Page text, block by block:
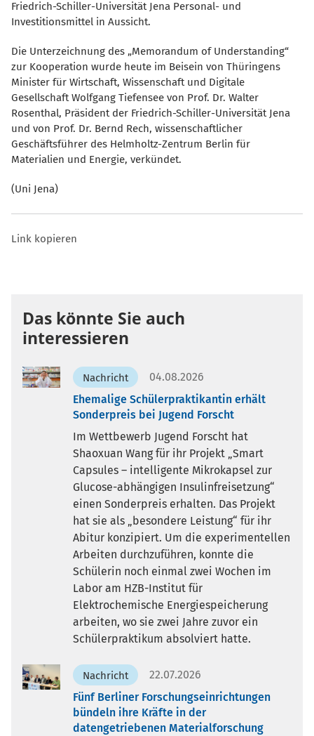
Friedrich-Schiller-Universität Jena Personal- und
Investitionsmittel in Aussicht.
Die Unterzeichnung des „Memorandum of Understanding“
zur Kooperation wurde heute im Beisein von Thüringens
Minister für Wirtschaft, Wissenschaft und Digitale
Gesellschaft Wolfgang Tiefensee von Prof. Dr. Walter
Rosenthal, Präsident der Friedrich-Schiller-Universität Jena
und von Prof. Dr. Bernd Rech, wissenschaftlicher
Geschäftsführer des Helmholtz-Zentrum Berlin für
Materialien und Energie, verkündet.
(Uni Jena)
Link kopieren
Das könnte Sie auch
interessieren
Nachricht
04.08.2026
Ehemalige Schülerpraktikantin erhält
Sonderpreis bei Jugend Forscht
Im Wettbewerb Jugend Forscht hat
Shaoxuan Wang für ihr Projekt „Smart
Capsules – intelligente Mikrokapsel zur
Glucose-abhängigen Insulinfreisetzung“
einen Sonderpreis erhalten. Das Projekt
hat sie als „besondere Leistung“ für ihr
Abitur konzipiert. Um die experimentellen
Arbeiten durchzuführen, konnte die
Schülerin noch einmal zwei Wochen im
Labor am HZB-Institut für
Elektrochemische Energiespeicherung
arbeiten, wo sie zwei Jahre zuvor ein
Schülerpraktikum absolviert hatte.
Nachricht
22.07.2026
Fünf Berliner Forschungseinrichtungen
bündeln ihre Kräfte in der
datengetriebenen Materialforschung